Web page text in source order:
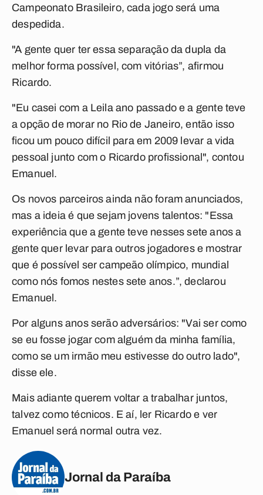
Campeonato Brasileiro, cada jogo será uma
despedida.
"A gente quer ter essa separação da dupla da
melhor forma possível, com vitórias”, afirmou
Ricardo.
"Eu casei com a Leila ano passado e a gente teve
a opção de morar no Rio de Janeiro, então isso
ficou um pouco difícil para em 2009 levar a vida
pessoal junto com o Ricardo profissional", contou
Emanuel.
Os novos parceiros ainda não foram anunciados,
mas a ideia é que sejam jovens talentos: "Essa
experiência que a gente teve nesses sete anos a
gente quer levar para outros jogadores e mostrar
que é possível ser campeão olímpico, mundial
como nós fomos nestes sete anos.”, declarou
Emanuel.
Por alguns anos serão adversários: "Vai ser como
se eu fosse jogar com alguém da minha família,
como se um irmão meu estivesse do outro lado",
disse ele.
Mais adiante querem voltar a trabalhar juntos,
talvez como técnicos. E aí, ler Ricardo e ver
Emanuel será normal outra vez.
Jornal da Paraíba